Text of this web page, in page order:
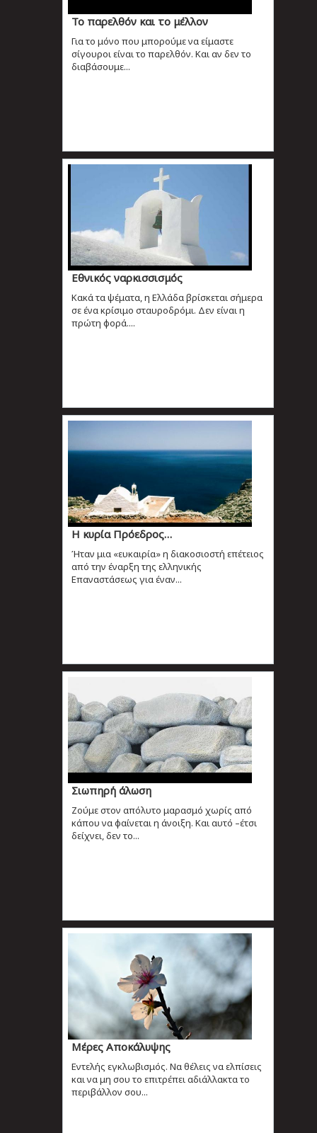
Το παρελθόν και το μέλλον
Για το μόνο που μπορούμε να είμαστε
σίγουροι είναι το παρελθόν. Και αν δεν το
διαβάσουμε...
Εθνικός ναρκισσισμός
Κακά τα ψέματα, η Ελλάδα βρίσκεται σήμερα
σε ένα κρίσιμο σταυροδρόμι. Δεν είναι η
πρώτη φορά....
Η κυρία Πρόεδρος…
Ήταν μια «ευκαιρία» η διακοσιοστή επέτειος
από την έναρξη της ελληνικής
Επαναστάσεως για έναν...
Σιωπηρή άλωση
Ζούμε στον απόλυτο μαρασμό χωρίς από
κάπου να φαίνεται η άνοιξη. Και αυτό –έτσι
δείχνει, δεν το...
Μέρες Αποκάλυψης
Εντελής εγκλωβισμός. Να θέλεις να ελπίσεις
και να μη σου το επιτρέπει αδιάλλακτα το
περιβάλλον σου...